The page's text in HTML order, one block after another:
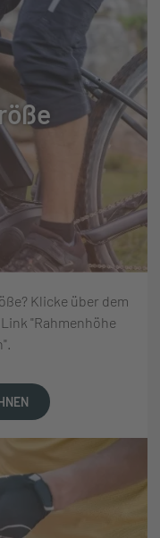
Klicke über dem
"Rahmenhöhe